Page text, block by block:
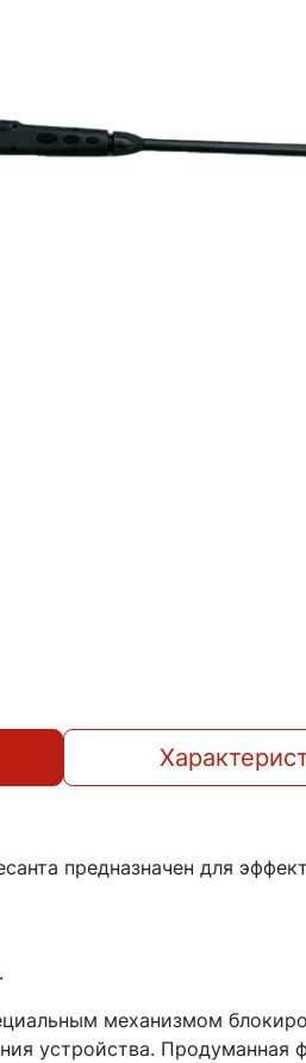
предназначен для
.
механизмом
устройства.